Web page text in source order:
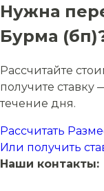
Нужна
Бурма
Рассчитайте
получите ставку
течение дня.
Рассчитать
Или получить
Наши контакты: